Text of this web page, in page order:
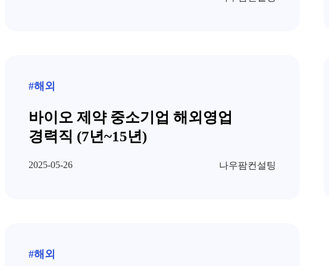
#해외
바이오 제약 중소기업 해외영업
경력직 (7년~15년)
2025-05-26 나우팜컨설팅
#해외